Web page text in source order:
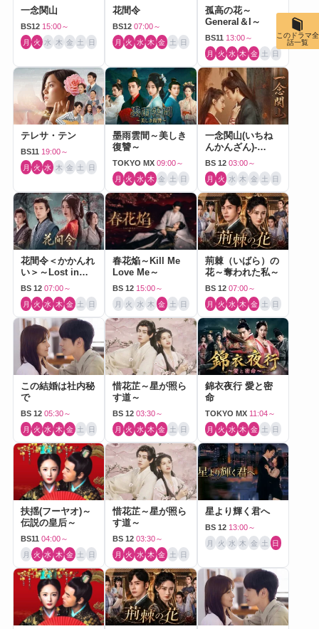
一念関山
BS12 15:00～
月 火 水 木 金 土 日
花間令
BS12 07:00～
月 火 水 木 金 土 日
孤高の花～
General＆I～
BS11 13:00～
月 火 水 木 金 土 日
テレサ・テン
BS11 19:00～
月 火 水 木 金 土 日
墨雨雲間～美しき
復讐～
TOKYO MX 09:00～
月 火 水 木 金 土 日
一念関山(いちね
んかんざん)-
Journey to Love-
BS 12 03:00～
月 火 水 木 金 土 日
花間令＜かかんれ
い＞～Lost in
Love～
BS 12 07:00～
月 火 水 木 金 土 日
春花焔～Kill Me
Love Me～
BS 12 15:00～
月 火 水 木 金 土 日
荊棘（いばら）の
花～奪われた私～
BS 12 07:00～
月 火 水 木 金 土 日
この結婚は社内秘
で
BS 12 05:30～
月 火 水 木 金 土 日
惜花芷～星が照ら
す道～
BS 12 03:30～
月 火 水 木 金 土 日
錦衣夜行 愛と密
命
TOKYO MX 11:04～
月 火 水 木 金 土 日
扶揺(フーヤオ)～
伝説の皇后～
BS11 04:00～
月 火 水 木 金 土 日
惜花芷～星が照ら
す道～
BS 12 03:30～
月 火 水 木 金 土 日
星より輝く君へ
BS 12 13:00～
月 火 水 木 金 土 日
このドラマ全
話一覧